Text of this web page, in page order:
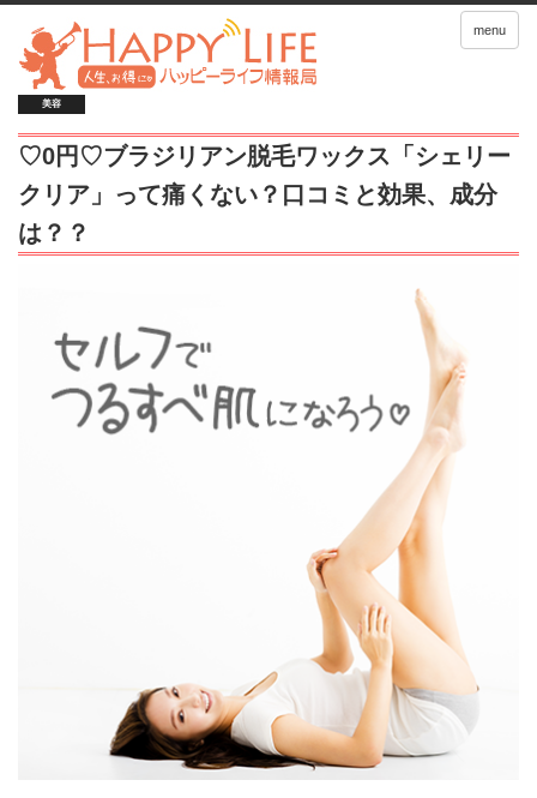
menu
美容
♡0円♡ブラジリアン脱毛ワックス「シェリー
クリア」って痛くない？口コミと効果、成分
は？？